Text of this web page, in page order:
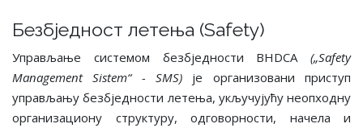
Безбједност летења (Safety)
Управљање системом безбједности BHDCA („Safety
Management Sistem“ - SMS) је организовани приступ
управљању безбједности летења, укључујућу неопходну
организациону структуру, одговорности, начела и